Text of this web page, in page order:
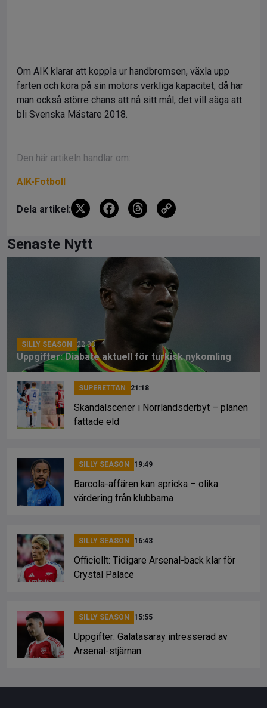
Om AIK klarar att koppla ur handbromsen, växla upp
farten och köra på sin motors verkliga kapacitet, då har
man också större chans att nå sitt mål, det vill säga att
bli Svenska Mästare 2018.
Den här artikeln handlar om:
AIK-Fotboll
Dela artikel: X
F
b
o
o
k
T
a
d
s
n
k
Senaste Nytt
SILLY SEASON 22:33
Uppgifter: Diabate aktuell för turkisk nykomling
SUPERETTAN 21:18
Skandalscener i Norrlandsderbyt – planen
fattade eld
SILLY SEASON 19:49
Barcola-affären kan spricka – olika
värdering från klubbarna
SILLY SEASON 16:43
Officiellt: Tidigare Arsenal-back klar för
Crystal Palace
SILLY SEASON 15:55
Uppgifter: Galatasaray intresserad av
Arsenal-stjärnan